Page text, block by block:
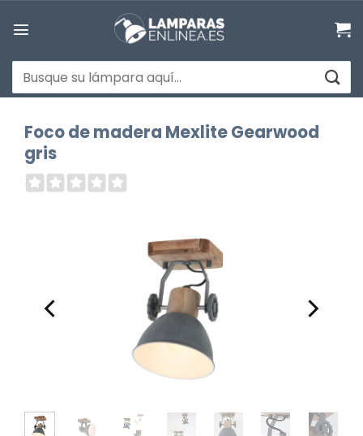
Buscar
por:
Foco de madera Mexlite Gearwood
gris